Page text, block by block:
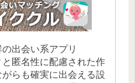
出会い系アプリ
匿名性に配慮された作
らも確実に出会える設